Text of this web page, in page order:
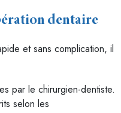
dentaire
et sans complication, il
par le chirurgien-dentiste.
selon les